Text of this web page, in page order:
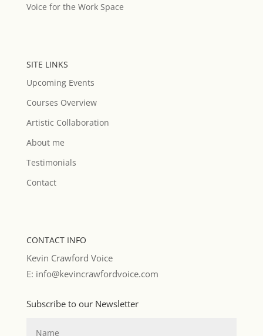
Voice for the Work Space
SITE LINKS
Upcoming Events
Courses Overview
Artistic Collaboration
About me
Testimonials
Contact
CONTACT INFO
Kevin Crawford Voice
E: info@kevincrawfordvoice.com
Subscribe to our Newsletter